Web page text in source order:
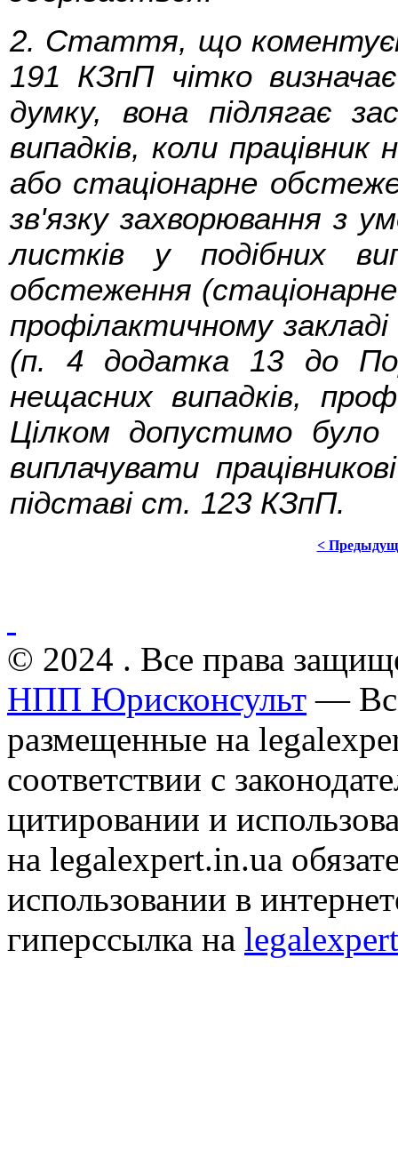
2. Стаття, що
191 КЗпП чітко
думку, вона підлягає
випадків, коли
або стаціонарне
зв'язку захворювання з
листків у подібних
обстеження
профілактичному закладі
(п. 4 додатка 13 до
нещасних випадків,
Цілком допустимо
виплачувати
підставі ст. 123 КЗпП.
<
© 2024 . Все права
НПП Юрисконсульт —
размещенные на
соответствии с
цитировании и
на legalexpert.in.ua
использовании в
гиперссылка на